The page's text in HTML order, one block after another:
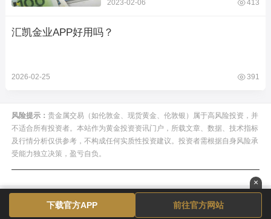
2023-02-06 413
汇凯金业APP好用吗？
2026-02-25 391
风险提示： 贵金属交易（如伦敦金、现货黄金、伦敦银）属于高风险投资，并
不适合所有投资者。本站作为黄金投资资讯门户，所载文章、数据、技术指标
及行情分析仅供参考，不构成任何实质性投资建议。投资者需根据自身风险承
受能力独立决策，盈亏自负。
×
下载官方APP 前往官方网站